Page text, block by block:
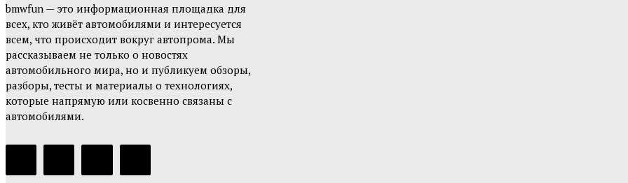
bmwfun — это информационная площадка для
всех, кто живёт автомобилями и интересуется
всем, что происходит вокруг автопрома. Мы
рассказываем не только о новостях
автомобильного мира, но и публикуем обзоры,
разборы, тесты и материалы о технологиях,
которые напрямую или косвенно связаны с
автомобилями.